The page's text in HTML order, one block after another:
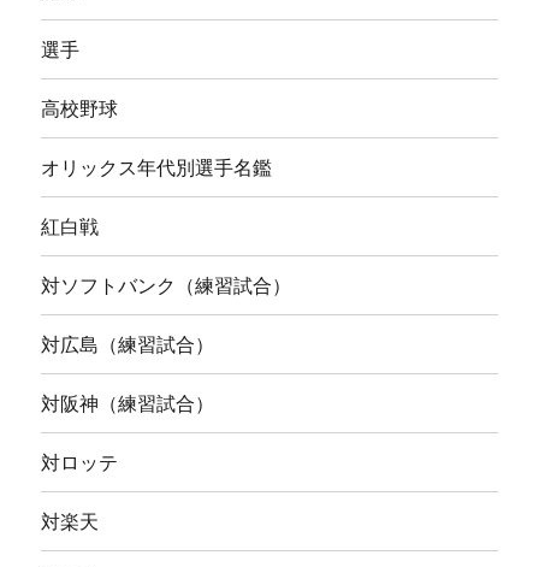
選手
高校野球
オリックス年代別選手名鑑
紅白戦
対ソフトバンク（練習試合）
対広島（練習試合）
対阪神（練習試合）
対ロッテ
対楽天